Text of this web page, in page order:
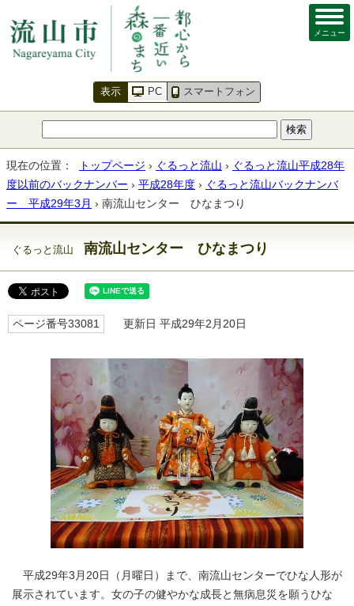
表示 PC スマートフォン
メニュー
現在の位置： トップページ › ぐるっと流山 › ぐるっと流山平成28年
度以前のバックナンバー › 平成28年度 › ぐるっと流山バックナンバ
ー 平成29年3月 › 南流山センター ひなまつり
ぐるっと流山 南流山センター ひなまつり
ページ番号33081 更新日 平成29年2月20日
平成29年3月20日（月曜日）まで、南流山センターでひな人形が
展示されています。女の子の健やかな成長と無病息災を願うひな